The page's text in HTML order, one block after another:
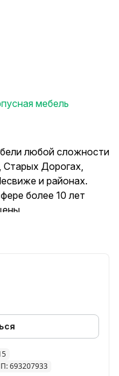
мебель
любой сложности
Старых Дорогах,
и районах.
более 10 лет
693207933